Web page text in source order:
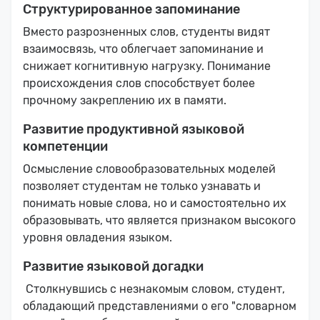
Структурированное запоминание
Вместо разрозненных слов, студенты видят
взаимосвязь, что облегчает запоминание и
снижает когнитивную нагрузку. Понимание
происхождения слов способствует более
прочному закреплению их в памяти.
Развитие продуктивной языковой
компетенции
Осмысление словообразовательных моделей
позволяет студентам не только узнавать и
понимать новые слова, но и самостоятельно их
образовывать, что является признаком высокого
уровня овладения языком.
Развитие языковой догадки
Столкнувшись с незнакомым словом, студент,
обладающий представлениями о его "словарном